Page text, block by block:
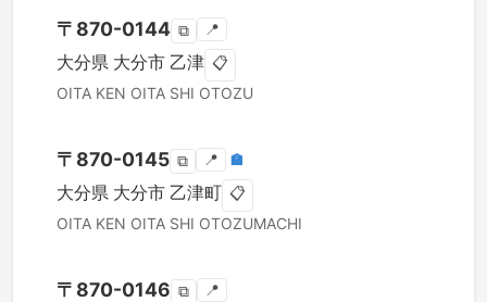
〒 870-0144 ⧉ 📍
大分県 大分市 乙津 📋
OITA KEN OITA SHI OTOZU
〒 870-0145 ⧉ 📍 🏣
大分県 大分市 乙津町 📋
OITA KEN OITA SHI OTOZUMACHI
〒 870-0146 ⧉ 📍